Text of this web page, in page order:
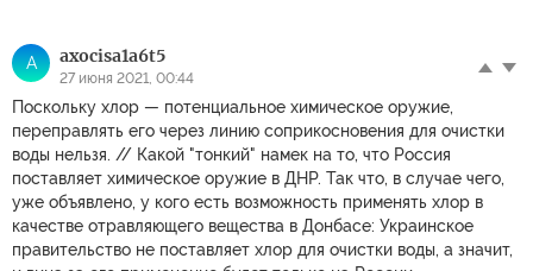
A axocisa1a6t5
27 июня 2021, 00:44
Поскольку хлор — потенциальное химическое оружие,
переправлять его через линию соприкосновения для очистки
воды нельзя. // Какой "тонкий" намек на то, что Россия
поставляет химическое оружие в ДНР. Так что, в случае чего,
уже объявлено, у кого есть возможность применять хлор в
качестве отравляющего вещества в Донбасе: Украинское
правительство не поставляет хлор для очистки воды, а значит,